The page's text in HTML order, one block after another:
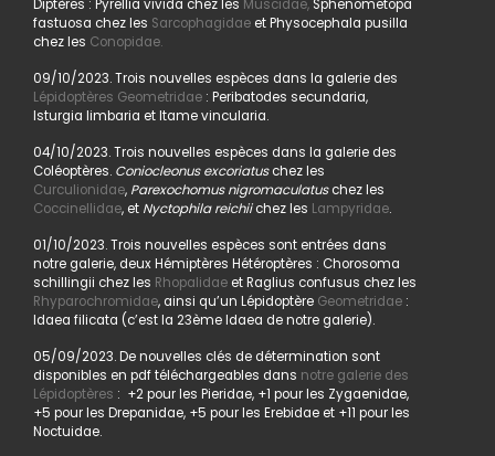
Diptères : Pyrellia vivida chez les Muscidae,Sphenometopa
fastuosa chez les Sarcophagidaeet Physocephala pusilla
chez les Conopidae.
09/10/2023. Trois nouvelles espèces dans la galerie des
Lépidoptères Geometridae: Peribatodes secundaria,
Isturgia limbaria et Itame vincularia.
04/10/2023. Trois nouvelles espèces dans la galerie des
Coléoptères. Coniocleonus excoriatuschez les
Curculionidae, Parexochomus nigromaculatuschez les
Coccinellidae, et Nyctophila reichiichez les Lampyridae.
01/10/2023. Trois nouvelles espèces sont entrées dans
notre galerie, deux Hémiptères Hétéroptères : Chorosoma
schillingii chez les Rhopalidaeet Raglius confusus chez les
Rhyparochromidae, ainsi qu’un Lépidoptère Geometridae:
Idaea filicata (c’est la 23ème Idaea de notre galerie).
05/09/2023. De nouvelles clés de détermination sont
disponibles en pdf téléchargeables dans notre galerie des
Lépidoptères : +2 pour les Pieridae, +1 pour les Zygaenidae,
+5 pour les Drepanidae, +5 pour les Erebidae et +11 pour les
Noctuidae.